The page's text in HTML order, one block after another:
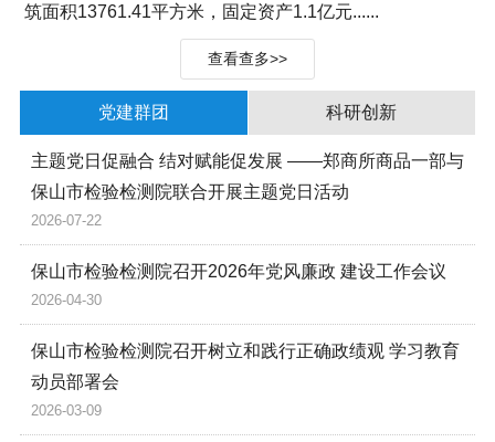
筑面积13761.41平方米，固定资产1.1亿元......
查看查多>>
党建群团 科研创新
主题党日促融合 结对赋能促发展 ——郑商所商品一部与
保山市检验检测院联合开展主题党日活动
2026-07-22
保山市检验检测院召开2026年党风廉政 建设工作会议
2026-04-30
保山市检验检测院召开树立和践行正确政绩观 学习教育
动员部署会
2026-03-09